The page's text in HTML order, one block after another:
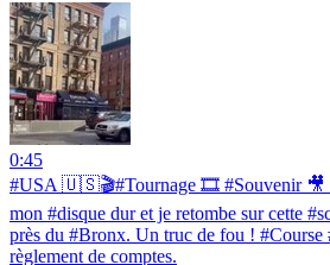
0:45
#USA 🇺🇸🎬#Tournage 🎞️ #Souvenir 🎥
mon #disque dur et je retombe sur cette
près du #Bronx. Un truc de fou ! #Course
règlement de comptes.